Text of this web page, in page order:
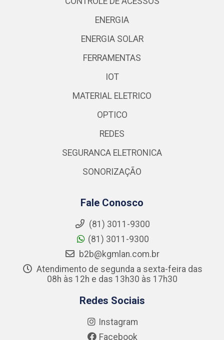
ENERGIA
ENERGIA SOLAR
FERRAMENTAS
IOT
MATERIAL ELETRICO
OPTICO
REDES
SEGURANCA ELETRONICA
SONORIZAÇÃO
Fale Conosco
(81) 3011-9300
(81) 3011-9300
b2b@kgmlan.com.br
Atendimento de segunda a sexta-feira das
08h às 12h e das 13h30 às 17h30
Redes Sociais
Instagram
Facebook